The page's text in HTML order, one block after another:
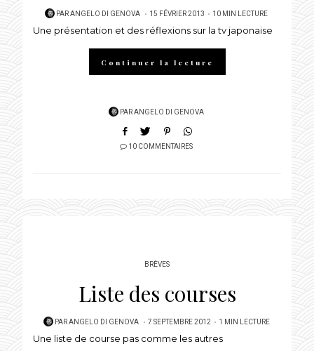
PARANGELO DI GENOVA
POSTED
ON
15 FÉVRIER 2013 10 MIN LECTURE
Une présentation et des réflexions sur la tv japonaise
Continuer la lecture
PARANGELO DI GENOVA
10 COMMENTAIRES
BRÈVES
Liste des courses
PARANGELO DI GENOVA
POSTED
ON
7 SEPTEMBRE 2012 1 MIN LECTURE
Une liste de course pas comme les autres